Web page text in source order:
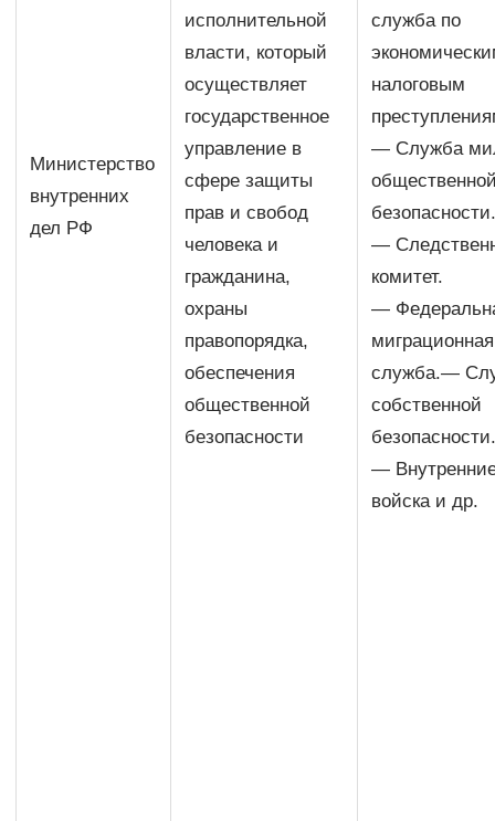
Министерство
внутренних
дел РФ
исполнительной
власти, который
осуществляет
государственное
управление в
сфере защиты
прав и свобод
человека и
гражданина,
охраны
правопорядка,
обеспечения
общественной
безопасности
служба по
налоговым
— Служба
—
комитет.
—
миграционная
служба.—
собственной
—
войска и др.